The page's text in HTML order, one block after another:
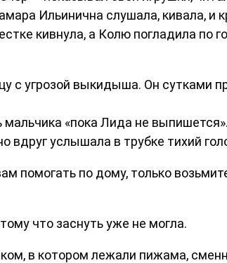
Ильинична слушала, кивала, и
кивнула, а Колю погладила по
с угрозой выкидыша. Он сутками
«пока Лида не
вдруг услышала в трубке тихий
помогать по дому, только
что заснуть уже не могла.
в котором лежали пижама,